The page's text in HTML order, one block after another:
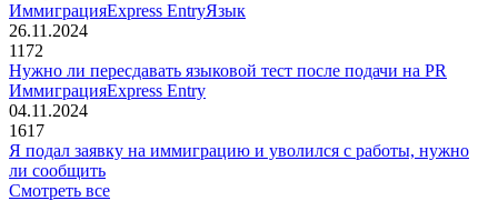
ИммиграцияExpress EntryЯзык
26.11.2024
1172
Нужно ли пересдавать языковой тест после подачи на PR
ИммиграцияExpress Entry
04.11.2024
1617
Я подал заявку на иммиграцию и уволился с работы, нужно
ли сообщить
Смотреть все